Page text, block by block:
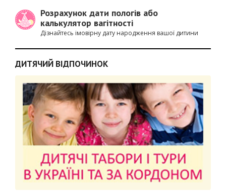
Розрахунок дати пологів або
калькулятор вагітності
Дізнайтесь імовірну дату народження вашої дитини
ДИТЯЧИЙ ВІДПОЧИНОК